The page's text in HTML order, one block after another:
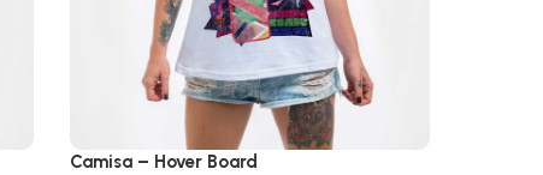
Camisa – Hover Board